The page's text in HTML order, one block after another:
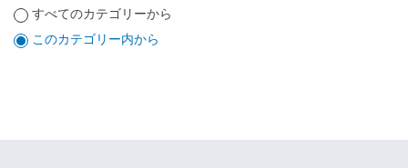
すべてのカテゴリーから
このカテゴリー内から